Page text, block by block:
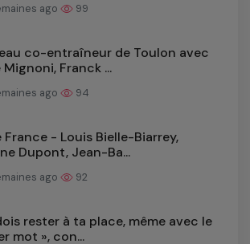
ago 99
co-entraîneur de Toulon avec
Mignoni, Franck ...
ago 94
France - Louis Bielle-Biarrey,
Dupont, Jean-Ba...
ago 92
rester à ta place, même avec le
mot », con...